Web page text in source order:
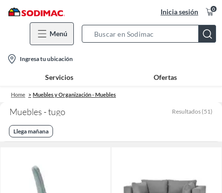
Inicia sesión 0
Menú
Bar
location-
icon
Ingresa tu ubicación
Servicios Ofertas
Home Muebles y Organización - Muebles
Muebles - tugo Resultados (51)
Llega mañana